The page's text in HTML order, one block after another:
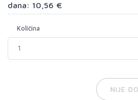
dana: 10,56 €
Količina
NIJE